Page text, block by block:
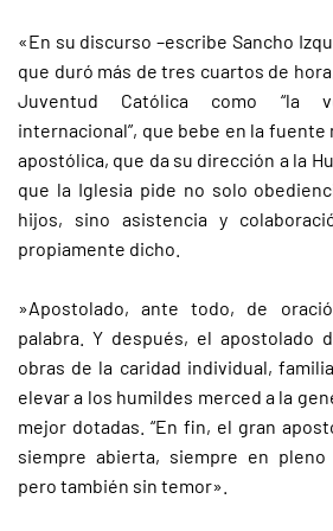
«En su discurso –escribe Sancho
que duró más de tres cuartos de
Juventud Católica como “la
internacional”, que bebe en la fuente
apostólica, que da su dirección a la
que la Iglesia pide no solo
hijos, sino asistencia y
propiamente dicho.
»Apostolado, ante todo, de
palabra. Y después, el apostolado
obras de la caridad individual,
elevar a los humildes merced a la
mejor dotadas. “En fin, el gran
siempre abierta, siempre en
pero también sin temor».